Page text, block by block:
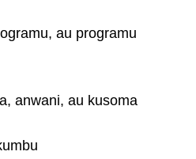
au programu
anwani, au kusoma